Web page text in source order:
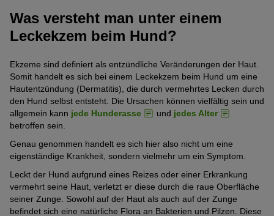
Was versteht man unter einem
Leckekzem beim Hund?
Ekzeme sind definiert als entzündliche Veränderungen der Haut.
Somit handelt es sich bei einem Leckekzem beim Hund um eine
Hautentzündung (Dermatitis), die durch vermehrtes Lecken durch
den Hund selbst entsteht. Die Ursachen können vielfältig sein und
allgemein kann jede Hunderasse und jedes Alter
betroffen sein.
Genau genommen handelt es sich hier also nicht um eine
eigenständige Krankheit, sondern vielmehr um ein Symptom.
Leckt der Hund aufgrund eines Reizes oder einer Erkrankung
vermehrt seine Haut, verletzt er diese durch die raue Oberfläche
seiner Zunge. Sowohl auf der Haut als auch auf der Zunge
befindet sich eine natürliche Flora an Bakterien und Pilzen. Diese